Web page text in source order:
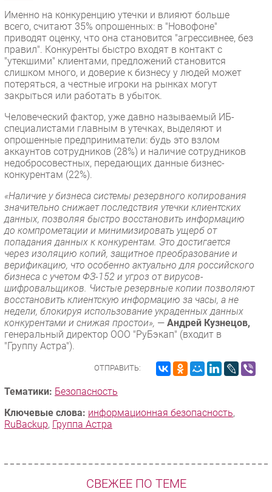
Безопасность
Инновации
CIO/Управление ИТ
Гаджеты
Здоровье
РАЗДЕЛЫ
Новости
Аналитика
Мероприятия
Проекты
IT класс
Тестовый стенд
Каталог компаний
Именно на конкуренцию утечки и влияют больше
всего, считают 35% опрошенных: в "Новофоне"
приводят оценку, что она становится "агрессивнее, без
правил". Конкуренты быстро входят в контакт с
"утекшими" клиентами, предложений становится
слишком много, и доверие к бизнесу у людей может
потеряться, а честные игроки на рынках могут
закрыться или работать в убыток.
Человеческий фактор, уже давно называемый ИБ-
специалистами главным в утечках, выделяют и
опрошенные предприниматели: будь это взлом
аккаунтов сотрудников (28%) и наличие сотрудников
недобросовестных, передающих данные бизнес-
конкурентам (22%).
«Наличие у бизнеса системы резервного копирования
значительно снижает последствия утечки клиентских
данных, позволяя быстро восстановить информацию
до компрометации и минимизировать ущерб от
попадания данных к конкурентам. Это достигается
через изоляцию копий, защитное преобразование и
верификацию, что особенно актуально для российского
бизнеса с учетом ФЗ-152 и угроз от вирусов-
шифровальщиков. Чистые резервные копии позволяют
восстановить клиентскую информацию за часы, а не
недели, блокируя использование украденных данных
конкурентами и снижая простои», — Андрей Кузнецов,
генеральный директор ООО "РуБэкап" (входит в
"Группу Астра").
ОТПРАВИТЬ:
Тематики: Безопасность
Ключевые слова: информационная безопасность,
RuBackup, Группа Астра
СВЕЖЕЕ ПО ТЕМЕ